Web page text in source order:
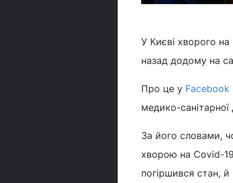
У Києві хворого
назад додому на
Про це у Facebook
медико-
За його словами,
хворою на Covid-19
погіршився стан, й